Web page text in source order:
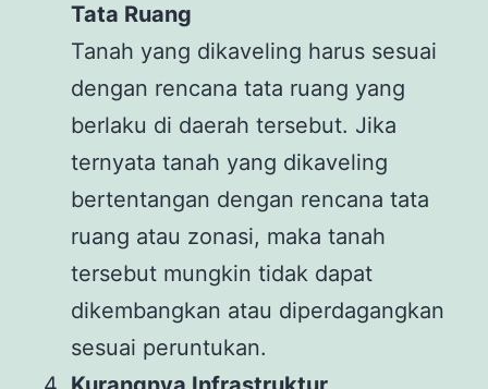
Tata Ruang
Tanah yang dikaveling harus sesuai
dengan rencana tata ruang yang
berlaku di daerah tersebut. Jika
ternyata tanah yang dikaveling
bertentangan dengan rencana tata
ruang atau zonasi, maka tanah
tersebut mungkin tidak dapat
dikembangkan atau diperdagangkan
sesuai peruntukan.